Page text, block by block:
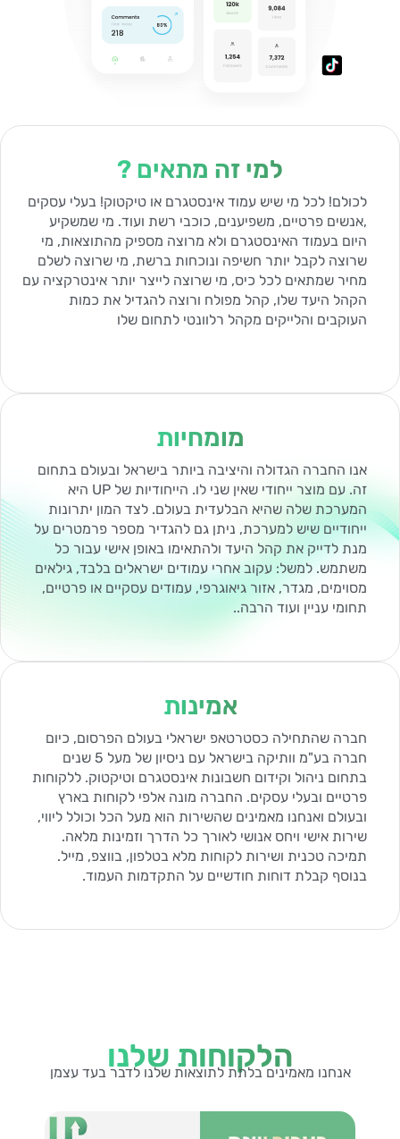
למי זה מתאים ?
לכולם! לכל מי שיש עמוד אינסטגרם או טיקטוק! בעלי עסקים
,אנשים פרטיים, משפיענים, כוכבי רשת ועוד. מי שמשקיע
היום בעמוד האינסטגרם ולא מרוצה מספיק מהתוצאות, מי
שרוצה לקבל יותר חשיפה ונוכחות ברשת, מי שרוצה לשלם
מחיר שמתאים לכל כיס, מי שרוצה לייצר יותר אינטרקציה עם
הקהל היעד שלו, קהל מפולח ורוצה להגדיל את כמות
העוקבים והלייקים מקהל רלוונטי לתחום שלו
מומחיות
אנו החברה הגדולה והיציבה ביותר בישראל ובעולם בתחום
זה. עם מוצר ייחודי שאין שני לו. הייחודיות של UP היא
המערכת שלה שהיא הבלעדית בעולם. לצד המון יתרונות
ייחודיים שיש למערכת, ניתן גם להגדיר מספר פרמטרים על
מנת לדייק את קהל היעד ולהתאימו באופן אישי עבור כל
משתמש. למשל: עקוב אחרי עמודים ישראלים בלבד, גילאים
מסוימים, מגדר, אזור גיאוגרפי, עמודים עסקיים או פרטיים,
תחומי עניין ועוד הרבה..
אמינות
חברה שהתחילה כסטרטאפ ישראלי בעולם הפרסום, כיום
חברה בע"מ וותיקה בישראל עם ניסיון של מעל 5 שנים
בתחום ניהול וקידום חשבונות אינסטגרם וטיקטוק. ללקוחות
פרטיים ובעלי עסקים. החברה מונה אלפי לקוחות בארץ
ובעולם ואנחנו מאמינים שהשירות הוא מעל הכל וכולל ליווי,
שירות אישי ויחס אנושי לאורך כל הדרך וזמינות מלאה.
תמיכה טכנית ושירות לקוחות מלא בטלפון, בווצפ, מייל.
בנוסף קבלת דוחות חודשיים על התקדמות העמוד.
הלקוחות שלנו
אנחנו מאמינים בלתת לתוצאות שלנו לדבר בעד עצמן